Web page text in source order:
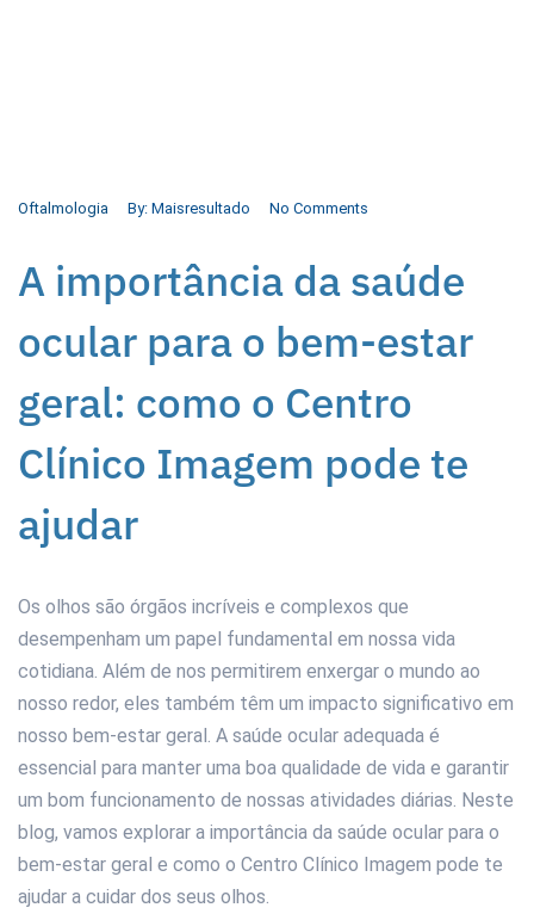
Oftalmologia By: Maisresultado No Comments
A importância da saúde
ocular para o bem-estar
geral: como o Centro
Clínico Imagem pode te
ajudar
Os olhos são órgãos incríveis e complexos que
desempenham um papel fundamental em nossa vida
cotidiana. Além de nos permitirem enxergar o mundo ao
nosso redor, eles também têm um impacto significativo em
nosso bem-estar geral. A saúde ocular adequada é
essencial para manter uma boa qualidade de vida e garantir
um bom funcionamento de nossas atividades diárias. Neste
blog, vamos explorar a importância da saúde ocular para o
bem-estar geral e como o Centro Clínico Imagem pode te
ajudar a cuidar dos seus olhos.